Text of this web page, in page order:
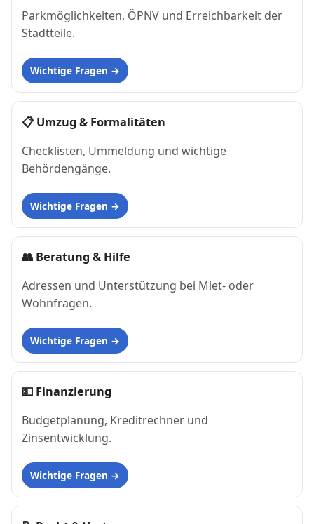
Parkmöglichkeiten, ÖPNV und Erreichbarkeit der
Stadtteile.
Wichtige Fragen
📋 Umzug & Formalitäten
Checklisten, Ummeldung und wichtige
Behördengänge.
Wichtige Fragen
👥 Beratung & Hilfe
Adressen und Unterstützung bei Miet- oder
Wohnfragen.
Wichtige Fragen
💵 Finanzierung
Budgetplanung, Kreditrechner und
Zinsentwicklung.
Wichtige Fragen